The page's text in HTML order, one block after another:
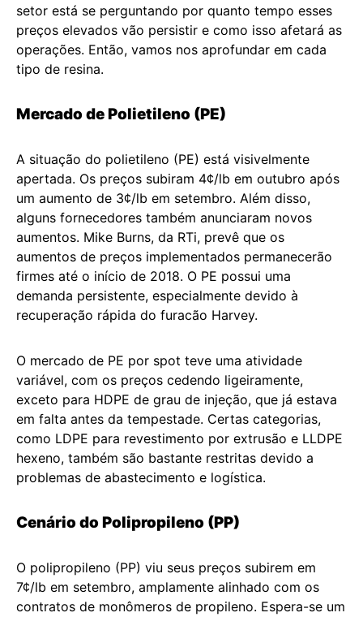
setor está se perguntando por quanto tempo esses
preços elevados vão persistir e como isso afetará as
operações. Então, vamos nos aprofundar em cada
tipo de resina.
Mercado de Polietileno (PE)
A situação do polietileno (PE) está visivelmente
apertada. Os preços subiram 4¢/lb em outubro após
um aumento de 3¢/lb em setembro. Além disso,
alguns fornecedores também anunciaram novos
aumentos. Mike Burns, da RTi, prevê que os
aumentos de preços implementados permanecerão
firmes até o início de 2018. O PE possui uma
demanda persistente, especialmente devido à
recuperação rápida do furacão Harvey.
O mercado de PE por spot teve uma atividade
variável, com os preços cedendo ligeiramente,
exceto para HDPE de grau de injeção, que já estava
em falta antes da tempestade. Certas categorias,
como LDPE para revestimento por extrusão e LLDPE
hexeno, também são bastante restritas devido a
problemas de abastecimento e logística.
Cenário do Polipropileno (PP)
O polipropileno (PP) viu seus preços subirem em
7¢/lb em setembro, amplamente alinhado com os
contratos de monômeros de propileno. Espera-se um